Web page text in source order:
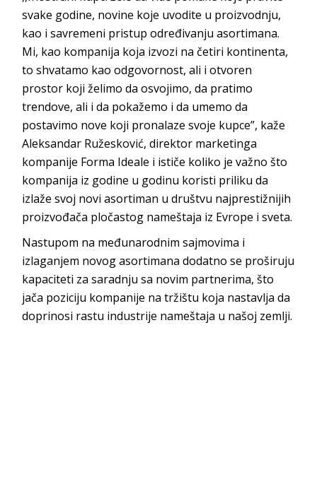
svake godine, novine koje uvodite u proizvodnju,
kao i savremeni pristup određivanju asortimana.
Mi, kao kompanija koja izvozi na četiri kontinenta,
to shvatamo kao odgovornost, ali i otvoren
prostor koji želimo da osvojimo, da pratimo
trendove, ali i da pokažemo i da umemo da
postavimo nove koji pronalaze svoje kupce”, kaže
Aleksandar Ružesković, direktor marketinga
kompanije Forma Ideale i ističe koliko je važno što
kompanija iz godine u godinu koristi priliku da
izlaže svoj novi asortiman u društvu najprestižnijih
proizvođača pločastog nameštaja iz Evrope i sveta.
Nastupom na međunarodnim sajmovima i
izlaganjem novog asortimana dodatno se proširuju
kapaciteti za saradnju sa novim partnerima, što
jača poziciju kompanije na tržištu koja nastavlja da
doprinosi rastu industrije nameštaja u našoj zemlji.